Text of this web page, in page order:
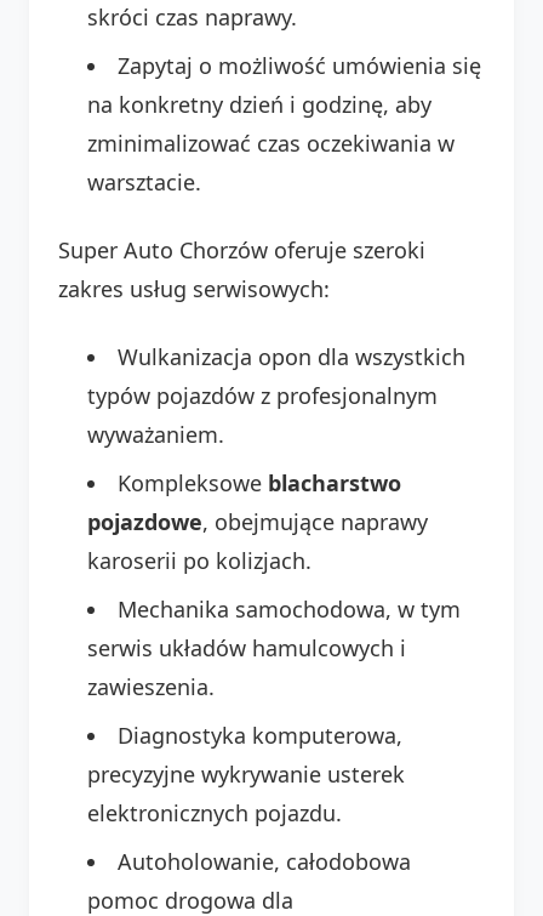
skróci czas naprawy.
Zapytaj o możliwość umówienia się
na konkretny dzień i godzinę, aby
zminimalizować czas oczekiwania w
warsztacie.
Super Auto Chorzów oferuje szeroki
zakres usług serwisowych:
Wulkanizacja opon dla wszystkich
typów pojazdów z profesjonalnym
wyważaniem.
Kompleksowe blacharstwo
pojazdowe, obejmujące naprawy
karoserii po kolizjach.
Mechanika samochodowa, w tym
serwis układów hamulcowych i
zawieszenia.
Diagnostyka komputerowa,
precyzyjne wykrywanie usterek
elektronicznych pojazdu.
Autoholowanie, całodobowa
pomoc drogowa dla